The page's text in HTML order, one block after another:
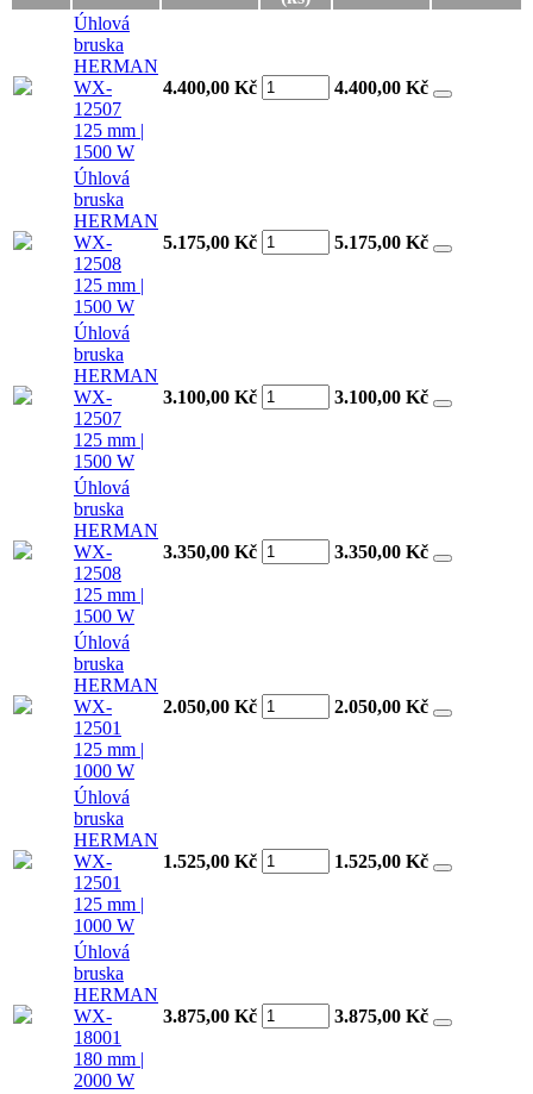
Úhlová
bruska
HERMAN
WX-
12507
125 mm |
1500 W
4.400,00 Kč 4.400,00 Kč
Úhlová
bruska
HERMAN
WX-
12508
125 mm |
1500 W
5.175,00 Kč 5.175,00 Kč
Úhlová
bruska
HERMAN
WX-
12507
125 mm |
1500 W
3.100,00 Kč 3.100,00 Kč
Úhlová
bruska
HERMAN
WX-
12508
125 mm |
1500 W
3.350,00 Kč 3.350,00 Kč
Úhlová
bruska
HERMAN
WX-
12501
125 mm |
1000 W
2.050,00 Kč 2.050,00 Kč
Úhlová
bruska
HERMAN
WX-
12501
125 mm |
1000 W
1.525,00 Kč 1.525,00 Kč
Úhlová
bruska
HERMAN
WX-
18001
180 mm |
2000 W
3.875,00 Kč 3.875,00 Kč